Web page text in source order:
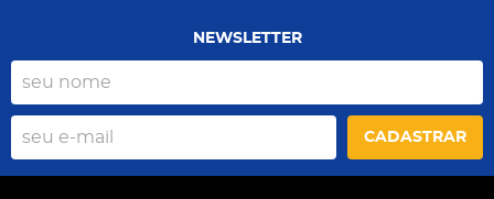
NEWSLETTER
CADASTRAR